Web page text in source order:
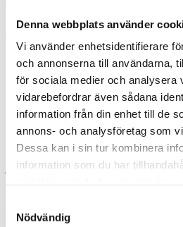
Denna webbplats använder
Vi använder enhetsidentifierare
och annonserna till användarna,
för sociala medier och analysera
vidarebefordrar även sådana
information från din enhet till de
annons- och analysföretag som
Dessa kan i sin tur kombinera
information som du har
Nödvändig
Starta en ideell förening- checklista
bolagsverket
Kulturskolan – för dig
dina talanger!
Oavsett om du vill spela musik, sjunga,
jobba med bild, film eller form,